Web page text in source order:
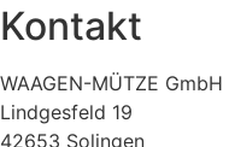
Kontakt
WAAGEN-MÜTZE GmbH
Lindgesfeld 19
42653 Solingen